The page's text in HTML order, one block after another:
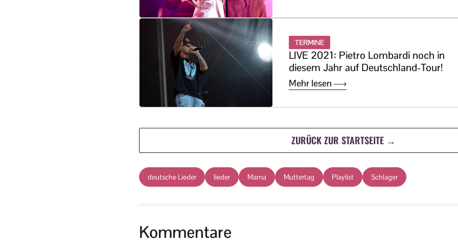
TERMINE
LIVE 2021: Pietro Lombardi noch in
diesem Jahr auf Deutschland-Tour!
Mehr lesen
ZURÜCK ZUR STARTSEITE →
deutsche Lieder lieder Mama Muttertag Playlist Schlager
Kommentare